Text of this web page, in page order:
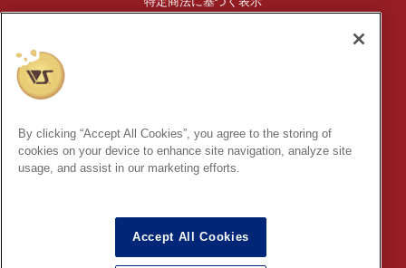
HIGH-SPEC GARAGE KIT
は株式会社ボークスの登録商標です。
※このコンテンツ内の情報、画像の二次使用及び無断引用は禁止
いたします。
オンライン上で入力されるお客さまの個人情報を保護するため、
By clicking “Accept All Cookies”, you agree to the storing of
cookies on your device to enhance site navigation, analyze site
usage, and assist in our marketing efforts.
Accept All Cookies